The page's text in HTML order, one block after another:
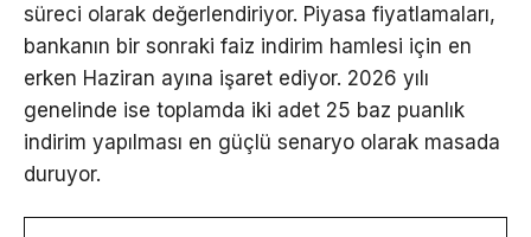
süreci olarak değerlendiriyor. Piyasa fiyatlamaları,
bankanın bir sonraki faiz indirim hamlesi için en
erken Haziran ayına işaret ediyor. 2026 yılı
genelinde ise toplamda iki adet 25 baz puanlık
indirim yapılması en güçlü senaryo olarak masada
duruyor.